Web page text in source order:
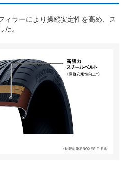
ィラーにより操縦安定性を高め、ス
。